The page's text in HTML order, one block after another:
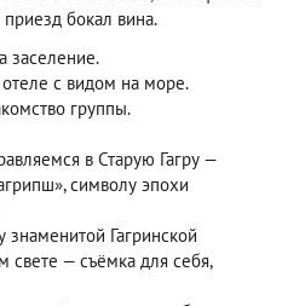
бокал вина.
заселение.
с видом на море.
группы.
в Старую Гагру —
символу эпохи
Гагринской
свете — съёмка для себя,